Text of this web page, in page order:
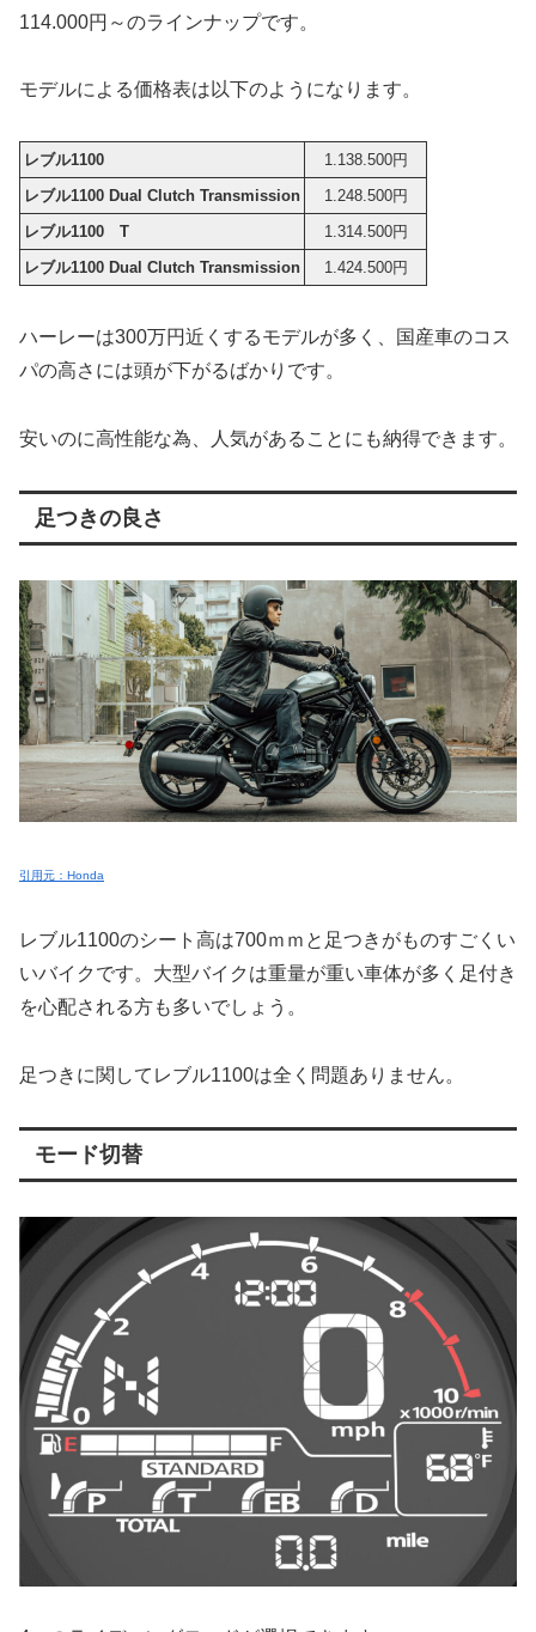
114.000円～のラインナップです。
モデルによる価格表は以下のようになります。
レブル1100
1.138.500円
レブル1100 Dual Clutch Transmission
1.248.500円
レブル1100 T
1.314.500円
レブル1100 Dual Clutch Transmission
1.424.500円
ハーレーは300万円近くするモデルが多く、国産車のコス
パの高さには頭が下がるばかりです。
安いのに高性能な為、人気があることにも納得できます。
足つきの良さ
引用元：Honda
レブル1100のシート高は700ｍｍと足つきがものすごくい
いバイクです。大型バイクは重量が重い車体が多く足付き
を心配される方も多いでしょう。
足つきに関してレブル1100は全く問題ありません。
モード切替